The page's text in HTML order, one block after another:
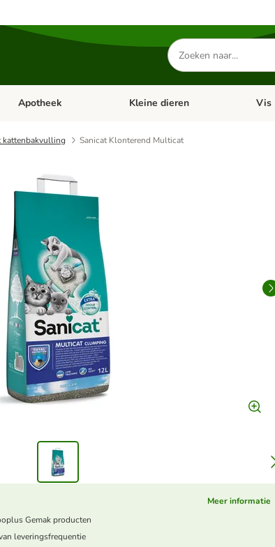
Zoeken
naar
producten
Hond
Open categorie menu: Kat
Apotheek Open categorie menu: Apotheek
Kleine dieren Vis
kattenbakvulling Sanicat Klonterend Multicat
Meer informatie
Gemak producten
leveringsfrequentie